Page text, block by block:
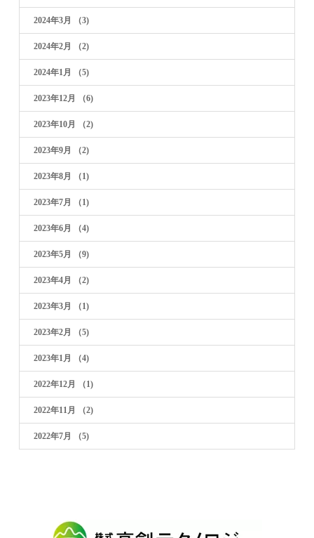
2024年3月 （3)
2024年2月 （2)
2024年1月 （5)
2023年12月 （6)
2023年10月 （2)
2023年9月 （2)
2023年8月 （1)
2023年7月 （1)
2023年6月 （4)
2023年5月 （9)
2023年4月 （2)
2023年3月 （1)
2023年2月 （5)
2023年1月 （4)
2022年12月 （1)
2022年11月 （2)
2022年7月 （5)